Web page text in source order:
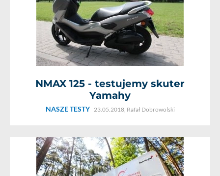
NMAX 125 - testujemy skuter
Yamahy
NASZE TESTY 23.05.2018, Rafał Dobrowolski